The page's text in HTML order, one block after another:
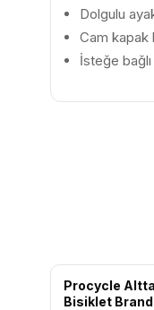
Dolgulu
Cam kapak
İsteğe bağlı
Procycle
Bisiklet